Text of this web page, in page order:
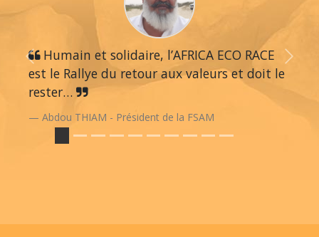
Humain et solidaire, l’AFRICA ECO RACE
est le Rallye du retour aux valeurs et doit le
rester…
Abdou THIAM - Président de la FSAM
Previous Next